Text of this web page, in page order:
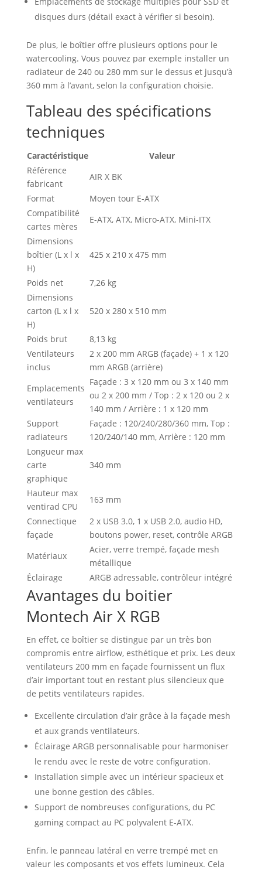
disques durs (détail exact à vérifier si besoin).
De plus, le boîtier offre plusieurs options pour le
watercooling. Vous pouvez par exemple installer un
radiateur de 240 ou 280 mm sur le dessus et jusqu’à
360 mm à l’avant, selon la configuration choisie.
Tableau des spécifications
techniques
Caractéristique
Valeur
Référence
fabricant
AIR X BK
Format
Moyen tour E-ATX
Compatibilité
cartes mères
E-ATX, ATX, Micro-ATX, Mini-ITX
Dimensions
boîtier (L x l x
H)
425 x 210 x 475 mm
Poids net
7,26 kg
Dimensions
carton (L x l x
H)
520 x 280 x 510 mm
Poids brut
8,13 kg
Ventilateurs
inclus
2 x 200 mm ARGB (façade) + 1 x 120
mm ARGB (arrière)
Emplacements
ventilateurs
Façade : 3 x 120 mm ou 3 x 140 mm
ou 2 x 200 mm / Top : 2 x 120 ou 2 x
140 mm / Arrière : 1 x 120 mm
Support
radiateurs
Façade : 120/240/280/360 mm, Top :
120/240/140 mm, Arrière : 120 mm
Longueur max
carte
graphique
340 mm
Hauteur max
ventirad CPU
163 mm
Connectique
façade
2 x USB 3.0, 1 x USB 2.0, audio HD,
boutons power, reset, contrôle ARGB
Matériaux
Acier, verre trempé, façade mesh
métallique
Éclairage
ARGB adressable, contrôleur intégré
Avantages du boitier
Montech Air X RGB
En effet, ce boîtier se distingue par un très bon
compromis entre airflow, esthétique et prix. Les deux
ventilateurs 200 mm en façade fournissent un flux
d’air important tout en restant plus silencieux que
de petits ventilateurs rapides.
Excellente circulation d’air grâce à la façade mesh
et aux grands ventilateurs.
Éclairage ARGB personnalisable pour harmoniser
le rendu avec le reste de votre configuration.
Installation simple avec un intérieur spacieux et
une bonne gestion des câbles.
Support de nombreuses configurations, du PC
gaming compact au PC polyvalent E-ATX.
Enfin, le panneau latéral en verre trempé met en
valeur les composants et vos effets lumineux. Cela